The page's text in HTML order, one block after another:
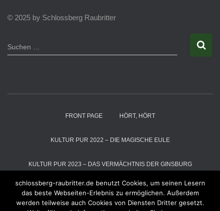
© 2025 by Schlossberg Raubritter
u
Suchen …
FRONT PAGE HÖRT, HÖRT
KULTUR PUR 2022 – DIE MAGISCHE EULE
KULTUR PUR 2023 – DAS VERMÄCHTNIS DER GINSBURG
KULTUR PUR 2024 – DIE SCHNEEKÖNIGIN
schlossberg-raubritter.de benutzt Cookies, um seinen Lesern
das beste Webseiten-Erlebnis zu ermöglichen. Außerdem
werden teilweise auch Cookies von Diensten Dritter gesetzt.